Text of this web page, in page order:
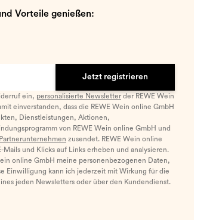
Vorteile genießen:
Jetzt registrieren
ein, personalisierte Newsletterder REWE Wein
einverstanden, dass die REWE Wein online GmbH
Dienstleistungen, Aktionen,
von REWE Wein online GmbH und
zusendet. REWE Wein online
und Klicks auf Links erheben und analysieren.
online GmbH meine personenbezogenen Daten,
Einwilligung kann ich jederzeit mit Wirkung für die
jeden Newsletters oder über den Kundendienst.